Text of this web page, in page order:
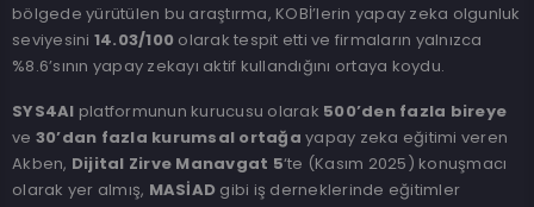
bölgede yürütülen bu araştırma, KOBİ’lerin yapay zeka olgunluk
seviyesini 14.03/100 olarak tespit etti ve firmaların yalnızca
%8.6’sının yapay zekayı aktif kullandığını ortaya koydu.
SYS4AI platformunun kurucusu olarak 500’den fazla bireye
ve 30’dan fazla kurumsal ortağa yapay zeka eğitimi veren
Akben, Dijital Zirve Manavgat 5‘te (Kasım 2025) konuşmacı
olarak yer almış, MASİAD gibi iş derneklerinde eğitimler